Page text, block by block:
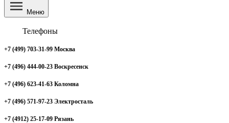
Меню
Телефоны
+7 (499) 703-31-99 Москва
+7 (496) 444-00-23 Воскресенск
+7 (496) 623-41-63 Коломна
+7 (496) 571-97-23 Электросталь
+7 (4912) 25-17-09 Рязань